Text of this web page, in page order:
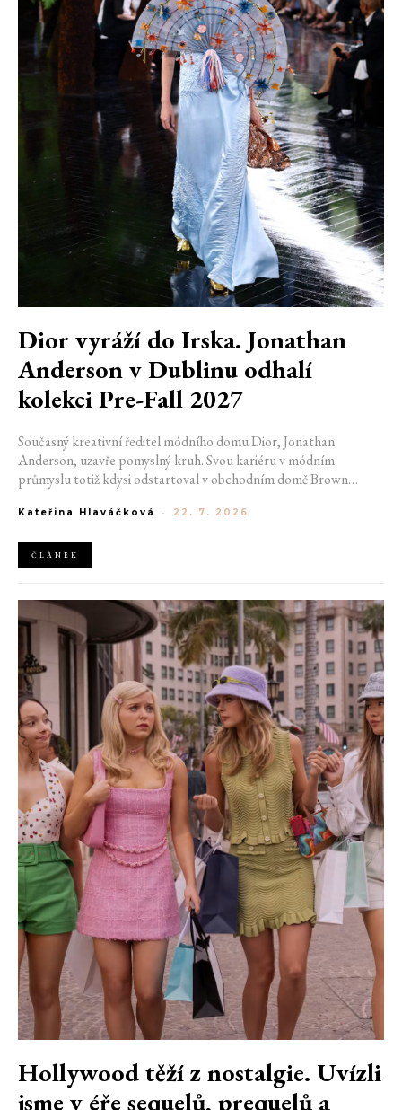
Dior vyráží do Irska. Jonathan
Anderson v Dublinu odhalí
kolekci Pre-Fall 2027
Současný kreativní ředitel módního domu Dior, Jonathan
Anderson, uzavře pomyslný kruh. Svou kariéru v módním
průmyslu totiž kdysi odstartoval v obchodním domě Brown
jedné z největších luxusních značek světa. V prosinci totiž v
Fall 2027.
Kateřina Hlaváčková - 22. 7. 2026
ČLÁNEK
Hollywood těží z nostalgie. Uvízli
jsme v éře sequelů, prequelů a